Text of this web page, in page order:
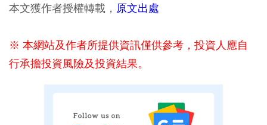
本文獲作者授權轉載， 原文出處
※ 本網站及作者所提供資訊僅供參考，投資人應自
行承擔投資風險及投資結果。